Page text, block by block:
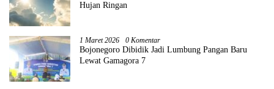
Hujan Ringan
1 Maret 2026 0 Komentar
Bojonegoro Dibidik Jadi Lumbung Pangan Baru
Lewat Gamagora 7